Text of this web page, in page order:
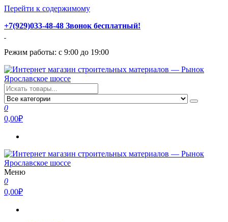
Перейти к содержимому
+7(929)033-48-48 Звонок бесплатный!
Режим работы: с 9:00 до 19:00
Интернет магазин строительных материалов — Рынок
Ярославское шоссе
Стройматериалы с доставкой и самовывозом можно купить у
нас. Пушкино, Ивантеевка, Королев, Мытищи, Сергиев Посад.
Низкая цена, консультация и быстрая доставка.
0
0,00₽
Интернет магазин строительных материалов — Рынок
Ярославское шоссе
Стройматериалы с доставкой и самовывозом можно купить у
нас. Пушкино, Ивантеевка, Королев, Мытищи, Сергиев Посад.
Низкая цена, консультация и быстрая доставка.
Меню
0
0,00₽